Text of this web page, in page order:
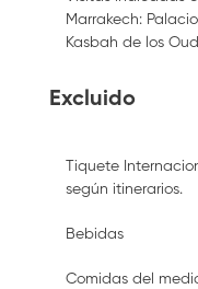
Marrakech:
Kasbah de los
Excluido
Tiquete
según itinerarios.
Bebidas
Comidas del